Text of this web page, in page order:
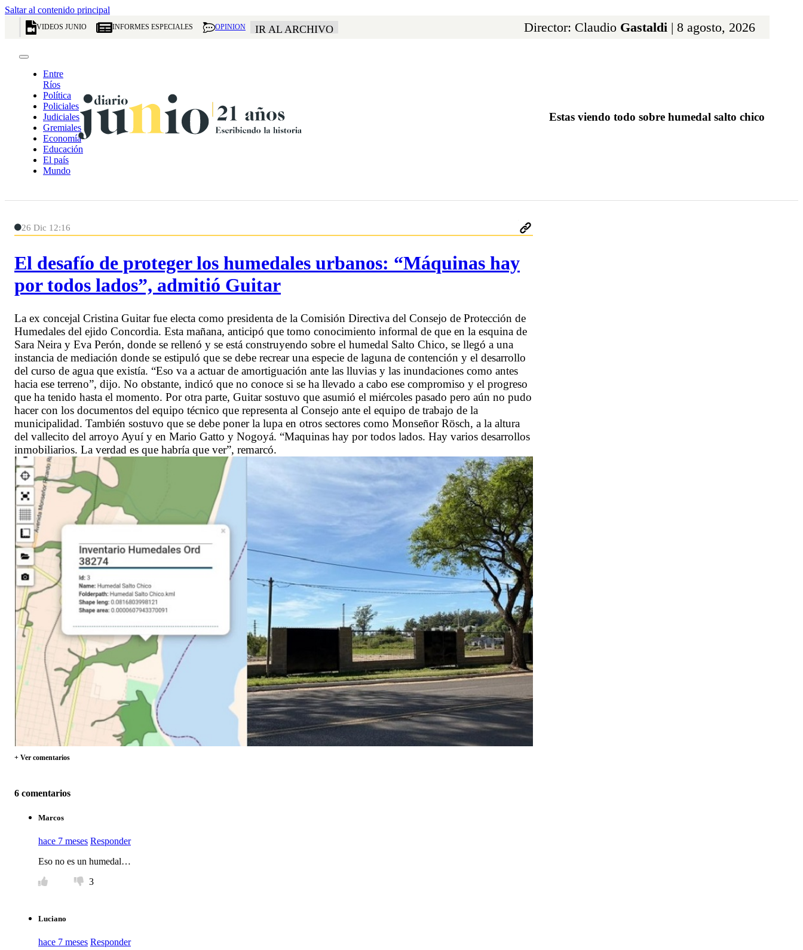
Saltar al contenido principal
VIDEOS JUNIO INFORMES ESPECIALES OPINION IR AL ARCHIVO Director: Claudio Gastaldi | 8 agosto, 2026
Entre
Ríos
Política
Policiales
Judiciales
Gremiales
Economía
Educación
El país
Mundo
Estas viendo todo sobre humedal salto chico
26 Dic 12:16
El desafío de proteger los humedales urbanos: “Máquinas hay
por todos lados”, admitió Guitar
La ex concejal Cristina Guitar fue electa como presidenta de la Comisión Directiva del Consejo de Protección de
Humedales del ejido Concordia. Esta mañana, anticipó que tomo conocimiento informal de que en la esquina de
Sara Neira y Eva Perón, donde se rellenó y se está construyendo sobre el humedal Salto Chico, se llegó a una
instancia de mediación donde se estipuló que se debe recrear una especie de laguna de contención y el desarrollo
del curso de agua que existía. “Eso va a actuar de amortiguación ante las lluvias y las inundaciones como antes
hacia ese terreno”, dijo. No obstante, indicó que no conoce si se ha llevado a cabo ese compromiso y el progreso
que ha tenido hasta el momento. Por otra parte, Guitar sostuvo que asumió el miércoles pasado pero aún no pudo
hacer con los documentos del equipo técnico que representa al Consejo ante el equipo de trabajo de la
municipalidad. También sostuvo que se debe poner la lupa en otros sectores como Monseñor Rösch, a la altura
del vallecito del arroyo Ayuí y en Mario Gatto y Nogoyá. “Maquinas hay por todos lados. Hay varios desarrollos
inmobiliarios. La verdad es que habría que ver”, remarcó.
+ Ver comentarios
6 comentarios
Marcos
hace 7 meses Responder
Eso no es un humedal…
3
Luciano
hace 7 meses Responder